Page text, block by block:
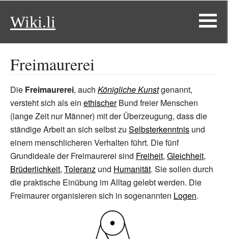
Wiki.li
Freimaurerei
Die Freimaurerei, auch Königliche Kunstgenannt,
versteht sich als ein ethischerBund freier Menschen
(lange Zeit nur Männer) mit der Überzeugung, dass die
ständige Arbeit an sich selbst zu Selbsterkenntnis und
einem menschlicheren Verhalten führt. Die fünf
Grundideale der Freimaurerei sind Freiheit, Gleichheit,
Brüderlichkeit, Toleranz und Humanität. Sie sollen durch
die praktische Einübung im Alltag gelebt werden. Die
Freimaurer organisieren sich in sogenannten Logen.